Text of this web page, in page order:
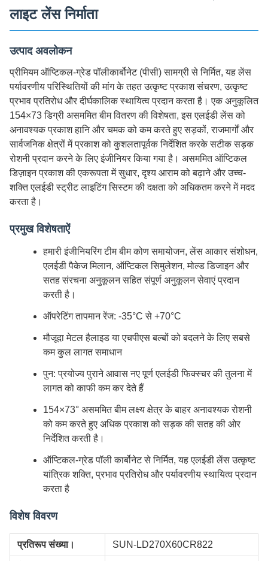
लाइट लेंस निर्माता
उत्पाद अवलोकन
प्रीमियम ऑप्टिकल-ग्रेड पॉलीकार्बोनेट (पीसी) सामग्री से निर्मित, यह लेंस
पर्यावरणीय परिस्थितियों की मांग के तहत उत्कृष्ट प्रकाश संचरण, उत्कृष्ट
प्रभाव प्रतिरोध और दीर्घकालिक स्थायित्व प्रदान करता है। एक अनुकूलित
154×73 डिग्री असममित बीम वितरण की विशेषता, इस एलईडी लेंस को
अनावश्यक प्रकाश हानि और चमक को कम करते हुए सड़कों, राजमार्गों और
सार्वजनिक क्षेत्रों में प्रकाश को कुशलतापूर्वक निर्देशित करके सटीक सड़क
रोशनी प्रदान करने के लिए इंजीनियर किया गया है। असममित ऑप्टिकल
डिज़ाइन प्रकाश की एकरूपता में सुधार, दृश्य आराम को बढ़ाने और उच्च-
शक्ति एलईडी स्ट्रीट लाइटिंग सिस्टम की दक्षता को अधिकतम करने में मदद
करता है।
प्रमुख विशेषताऐं
हमारी इंजीनियरिंग टीम बीम कोण समायोजन, लेंस आकार संशोधन,
एलईडी पैकेज मिलान, ऑप्टिकल सिमुलेशन, मोल्ड डिजाइन और
सतह संरचना अनुकूलन सहित संपूर्ण अनुकूलन सेवाएं प्रदान
करती है।
ऑपरेटिंग तापमान रेंज: -35°C से +70°C
मौजूदा मेटल हैलाइड या एचपीएस बल्बों को बदलने के लिए सबसे
कम कुल लागत समाधान
पुन: प्रयोज्य पुराने आवास नए पूर्ण एलईडी फिक्स्चर की तुलना में
लागत को काफी कम कर देते हैं
154×73° असममित बीम लक्ष्य क्षेत्र के बाहर अनावश्यक रोशनी
को कम करते हुए अधिक प्रकाश को सड़क की सतह की ओर
निर्देशित करती है।
ऑप्टिकल-ग्रेड पॉली कार्बोनेट से निर्मित, यह एलईडी लेंस उत्कृष्ट
यांत्रिक शक्ति, प्रभाव प्रतिरोध और पर्यावरणीय स्थायित्व प्रदान
करता है
विशेष विवरण
प्रतिरूप संख्या। SUN-LD270X60CR822